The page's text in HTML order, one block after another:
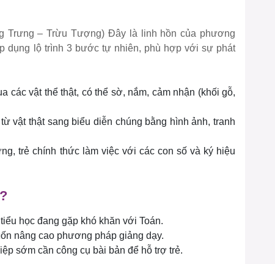
Trưng – Trừu Tượng) Đây là linh hồn của phương
dụng lộ trình 3 bước tự nhiên, phù hợp với sự phát
các vật thể thật, có thể sờ, nắm, cảm nhận (khối gỗ,
vật thật sang biểu diễn chúng bằng hình ảnh, tranh
trẻ chính thức làm việc với các con số và ký hiệu
học đang gặp khó khăn với Toán.
nâng cao phương pháp giảng dạy.
sớm cần công cụ bài bản để hỗ trợ trẻ.